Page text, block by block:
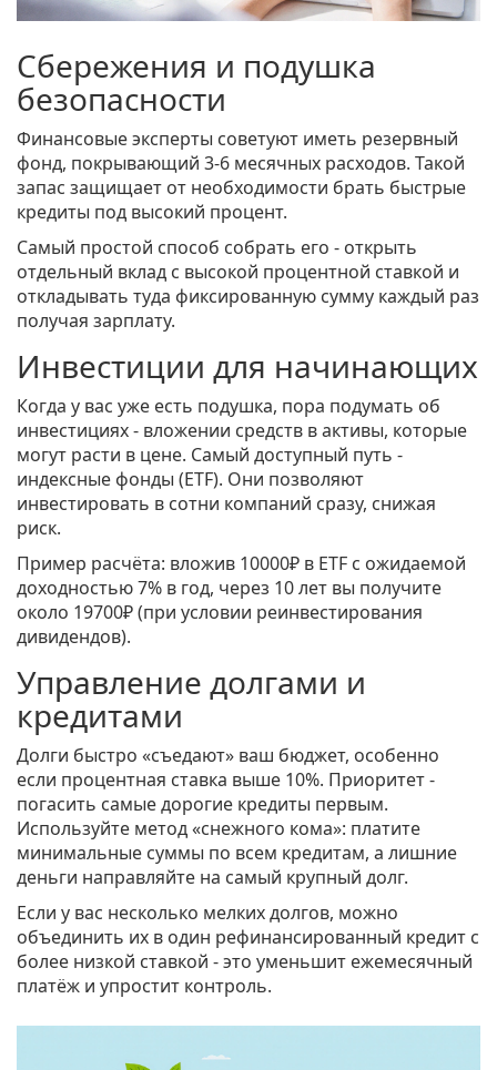
Сбережения и подушка
безопасности
Финансовые эксперты советуют иметь резервный
фонд, покрывающий 3‑6 месячных расходов. Такой
запас защищает от необходимости брать быстрые
кредиты под высокий процент.
Самый простой способ собрать его - открыть
отдельный вклад с высокой процентной ставкой и
откладывать туда фиксированную сумму каждый раз
получая зарплату.
Инвестиции для начинающих
Когда у вас уже есть подушка, пора подумать об
инвестициях- вложении средств в активы, которые
могут расти в цене. Самый доступный путь -
индексные фонды (ETF). Они позволяют
инвестировать в сотни компаний сразу, снижая
риск.
Пример расчёта: вложив 10000₽ в ETF с ожидаемой
доходностью 7% в год, через 10 лет вы получите
около 19700₽ (при условии реинвестирования
дивидендов).
Управление долгами и
кредитами
Долги быстро «съедают» ваш бюджет, особенно
если процентная ставка выше 10%. Приоритет -
погасить самые дорогие кредиты первым.
Используйте метод «снежного кома»: платите
минимальные суммы по всем кредитам, а лишние
деньги направляйте на самый крупный долг.
Если у вас несколько мелких долгов, можно
объединить их в один рефинансированный кредит с
более низкой ставкой - это уменьшит ежемесячный
платёж и упростит контроль.